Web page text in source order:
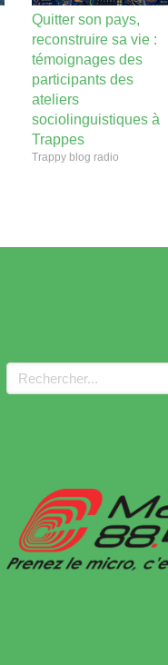
Quitter son pays,
reconstruire sa vie :
témoignages des
participants des
ateliers
sociolinguistiques à
Trappes
Trappy blog radio
Rechercher